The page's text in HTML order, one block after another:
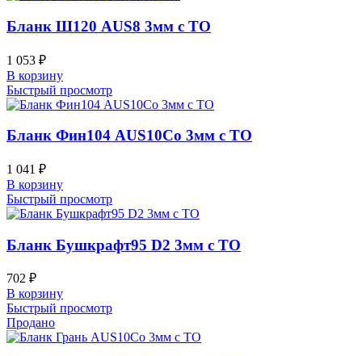
Бланк Ш120 AUS8 3мм с ТО
1 053 ₽
В корзину
Быстрый просмотр
Бланк Фин104 AUS10Co 3мм с ТО
1 041 ₽
В корзину
Быстрый просмотр
Бланк Бушкрафт95 D2 3мм с ТО
702 ₽
В корзину
Быстрый просмотр
Продано